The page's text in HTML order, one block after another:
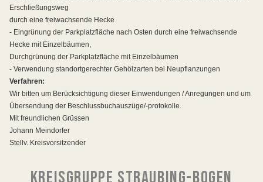
Erschließungsweg
durch eine freiwachsende Hecke
- Eingrünung der Parkplatzfläche nach Osten durch eine freiwachsende
Hecke mit Einzelbäumen,
Durchgrünung der Parkplatzfläche mit Einzelbäumen
- Verwendung standortgerechter Gehölzarten bei Neupflanzungen
Verfahren:
Wir bitten um Berücksichtigung dieser Einwendungen / Anregungen und um
Übersendung der Beschlussbuchauszüge/-protokolle.
Mit freundlichen Grüssen
Johann Meindorfer
Stellv. Kreisvorsitzender